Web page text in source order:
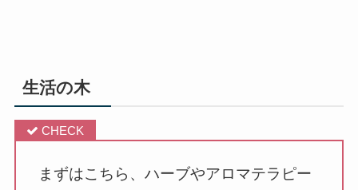
生活の木
まずはこちら、ハーブやアロマテラピー